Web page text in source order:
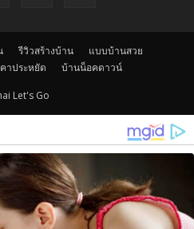
รีวิวสร้างบ้าน
แบบบ้านสวย
าประหยัด บ้านน็อคดาวน์
Let's Go